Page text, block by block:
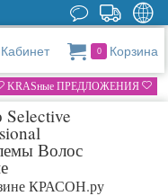
Кабинет 0 Корзина
KRASные ПРЕДЛОЖЕНИЯ
Selective
Волос
КРАСОН.ру